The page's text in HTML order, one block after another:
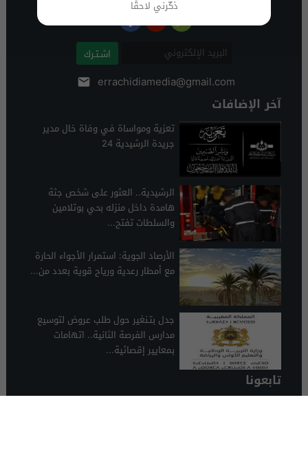
اشـتـرك
errachidiamedia@gmail.com
آخر الإضافات
تعزية ومواساة في وفاة خال مدير
جريدة الرشيدية 24
الرشيدية.. العثور على شخص جثة
هامدة داخل منزله بحي بوتلامين
والسلطات تفتح...
الأرصاد الجوية: استمرار الأجواء الحارة
مع أمطار رعدية ورياح قوية بعدد من...
جدل بتـنغير حول طلب عروض لتوسيع
مدارس الفرصة الثانية.. اتهامات
بمعايير إقصائية...
تابعونا
ذكّرني لاحقًا